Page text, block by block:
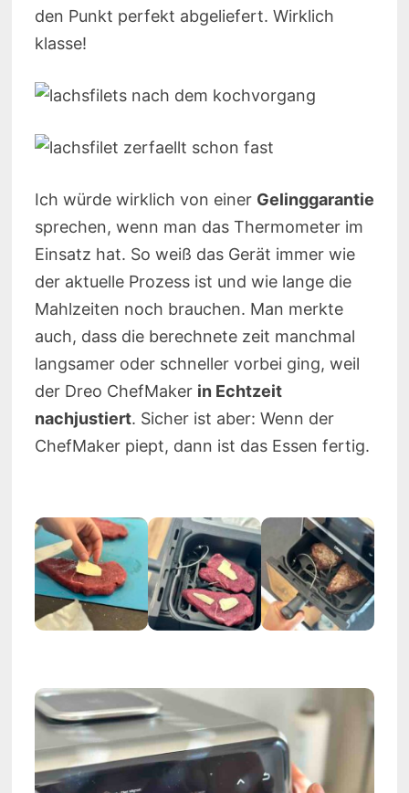
den Punkt perfekt abgeliefert. Wirklich
klasse!
Ich würde wirklich von einer Gelinggarantie
sprechen, wenn man das Thermometer im
Einsatz hat. So weiß das Gerät immer wie
der aktuelle Prozess ist und wie lange die
Mahlzeiten noch brauchen. Man merkte
auch, dass die berechnete zeit manchmal
langsamer oder schneller vorbei ging, weil
der Dreo ChefMaker in Echtzeit
nachjustiert. Sicher ist aber: Wenn der
ChefMaker piept, dann ist das Essen fertig.